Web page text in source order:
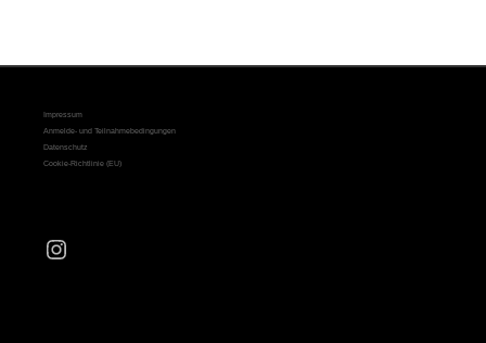
Impressum
Anmelde- und Teilnahmebedingungen
Datenschutz
Cookie-Richtlinie (EU)
Instagram